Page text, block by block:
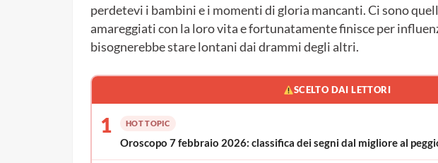
perdetevi i bambini e i momenti di gloria mancanti. Ci sono
amareggiati con la loro vita e fortunatamente finisce per
bisognerebbe stare lontani dai drammi degli altri.
SCELTO DAI LETTORI
1 HOT TOPIC
Oroscopo 7 febbraio 2026: classifica dei segni dal migliore al